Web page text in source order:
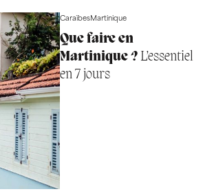
CaraïbesMartinique
Que faire en
Martinique ?L’essentiel
en 7 jours